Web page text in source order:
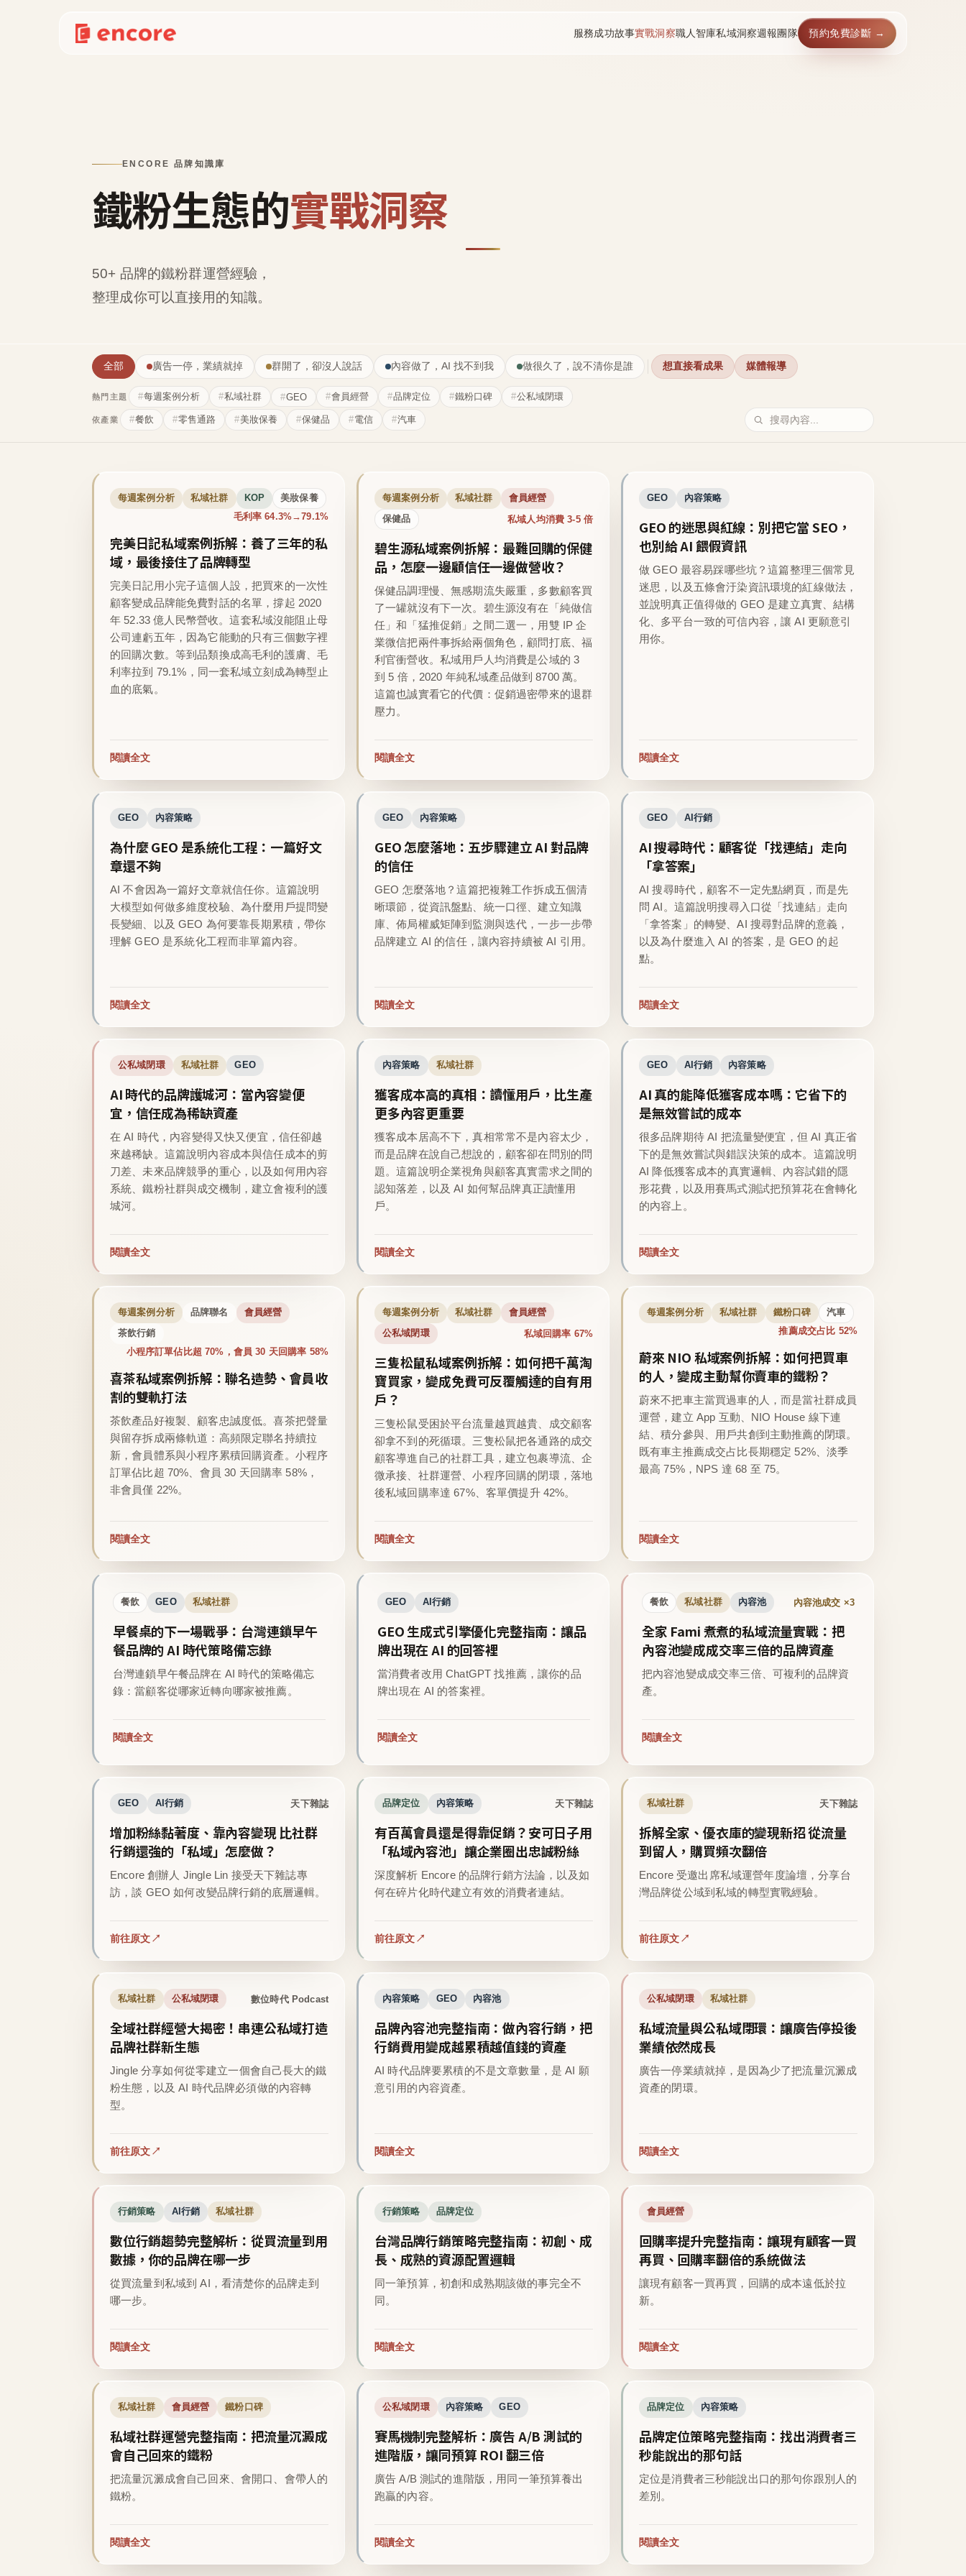
服務成功故事實戰洞察職人智庫私域洞察週報團隊 預約免費診斷 →
ENCORE 品牌知識庫
鐵粉生態的實戰洞察
50+ 品牌的鐵粉群運營經驗，
整理成你可以直接用的知識。
全部 廣告一停，業績就掉 群開了，卻沒人說話 內容做了，AI 找不到我 做很久了，說不清你是誰 想直接看成果 媒體報導
熱門主題 每週案例分析 私域社群 GEO 會員經營 品牌定位 鐵粉口碑 公私域閉環
依產業 餐飲 零售通路 美妝保養 保健品 電信 汽車
每週案例分析 私域社群 KOP 美妝保養
毛利率 64.3%→79.1%
完美日記私域案例拆解：養了三年的私
域，最後接住了品牌轉型
完美日記用小完子這個人設，把買來的一次性
顧客變成品牌能免費對話的名單，撐起 2020
年 52.33 億人民幣營收。這套私域沒能阻止母
公司連虧五年，因為它能動的只有三個數字裡
的回購次數。等到品類換成高毛利的護膚、毛
利率拉到 79.1%，同一套私域立刻成為轉型止
血的底氣。
閱讀全文
每週案例分析 私域社群 會員經營
保健品 私域人均消費 3-5 倍
碧生源私域案例拆解：最難回購的保健
品，怎麼一邊顧信任一邊做營收？
保健品調理慢、無感期流失嚴重，多數顧客買
了一罐就沒有下一次。碧生源沒有在「純做信
任」和「猛推促銷」之間二選一，用雙 IP 企
業微信把兩件事拆給兩個角色，顧問打底、福
利官衝營收。私域用戶人均消費是公域的 3
到 5 倍，2020 年純私域產品做到 8700 萬。
這篇也誠實看它的代價：促銷過密帶來的退群
壓力。
閱讀全文
GEO 內容策略
GEO 的迷思與紅線：別把它當 SEO，
也別給 AI 餵假資訊
做 GEO 最容易踩哪些坑？這篇整理三個常見
迷思，以及五條會汙染資訊環境的紅線做法，
並說明真正值得做的 GEO 是建立真實、結構
化、多平台一致的可信內容，讓 AI 更願意引
用你。
閱讀全文
GEO 內容策略
為什麼 GEO 是系統化工程：一篇好文
章還不夠
AI 不會因為一篇好文章就信任你。這篇說明
大模型如何做多維度校驗、為什麼用戶提問變
長變細、以及 GEO 為何要靠長期累積，帶你
理解 GEO 是系統化工程而非單篇內容。
閱讀全文
GEO 內容策略
GEO 怎麼落地：五步驟建立 AI 對品牌
的信任
GEO 怎麼落地？這篇把複雜工作拆成五個清
晰環節，從資訊盤點、統一口徑、建立知識
庫、佈局權威矩陣到監測與迭代，一步一步帶
品牌建立 AI 的信任，讓內容持續被 AI 引用。
閱讀全文
GEO AI行銷
AI 搜尋時代：顧客從「找連結」走向
「拿答案」
AI 搜尋時代，顧客不一定先點網頁，而是先
問 AI。這篇說明搜尋入口從「找連結」走向
「拿答案」的轉變、AI 搜尋對品牌的意義，
以及為什麼進入 AI 的答案，是 GEO 的起
點。
閱讀全文
公私域閉環 私域社群 GEO
AI 時代的品牌護城河：當內容變便
宜，信任成為稀缺資產
在 AI 時代，內容變得又快又便宜，信任卻越
來越稀缺。這篇說明內容成本與信任成本的剪
刀差、未來品牌競爭的重心，以及如何用內容
系統、鐵粉社群與成交機制，建立會複利的護
城河。
閱讀全文
內容策略 私域社群
獲客成本高的真相：讀懂用戶，比生產
更多內容更重要
獲客成本居高不下，真相常常不是內容太少，
而是品牌在說自己想說的，顧客卻在問別的問
題。這篇說明企業視角與顧客真實需求之間的
認知落差，以及 AI 如何幫品牌真正讀懂用
戶。
閱讀全文
GEO AI行銷 內容策略
AI 真的能降低獲客成本嗎：它省下的
是無效嘗試的成本
很多品牌期待 AI 把流量變便宜，但 AI 真正省
下的是無效嘗試與錯誤決策的成本。這篇說明
AI 降低獲客成本的真實邏輯、內容試錯的隱
形花費，以及用賽馬式測試把預算花在會轉化
的內容上。
閱讀全文
每週案例分析 品牌聯名 會員經營
茶飲行銷
小程序訂單佔比超 70%，會員 30 天回購率 58%
喜茶私域案例拆解：聯名造勢、會員收
割的雙軌打法
茶飲產品好複製、顧客忠誠度低。喜茶把聲量
與留存拆成兩條軌道：高頻限定聯名持續拉
新，會員體系與小程序累積回購資產。小程序
訂單佔比超 70%、會員 30 天回購率 58%，
非會員僅 22%。
閱讀全文
每週案例分析 私域社群 會員經營
公私域閉環 私域回購率 67%
三隻松鼠私域案例拆解：如何把千萬淘
寶買家，變成免費可反覆觸達的自有用
戶？
三隻松鼠受困於平台流量越買越貴、成交顧客
卻拿不到的死循環。三隻松鼠把各通路的成交
顧客導進自己的社群工具，建立包裹導流、企
微承接、社群運營、小程序回購的閉環，落地
後私域回購率達 67%、客單價提升 42%。
閱讀全文
每週案例分析 私域社群 鐵粉口碑 汽車
推薦成交占比 52%
蔚來 NIO 私域案例拆解：如何把買車
的人，變成主動幫你賣車的鐵粉？
蔚來不把車主當買過車的人，而是當社群成員
運營，建立 App 互動、NIO House 線下連
結、積分參與、用戶共創到主動推薦的閉環。
既有車主推薦成交占比長期穩定 52%、淡季
最高 75%，NPS 達 68 至 75。
閱讀全文
餐飲 GEO 私域社群
早餐桌的下一場戰爭：台灣連鎖早午
餐品牌的 AI 時代策略備忘錄
台灣連鎖早午餐品牌在 AI 時代的策略備忘
錄：當顧客從哪家近轉向哪家被推薦。
閱讀全文
GEO AI行銷
GEO 生成式引擎優化完整指南：讓品
牌出現在 AI 的回答裡
當消費者改用 ChatGPT 找推薦，讓你的品
牌出現在 AI 的答案裡。
閱讀全文
餐飲 私域社群 內容池 內容池成交 ×3
全家 Fami 煮煮的私域流量實戰：把
內容池變成成交率三倍的品牌資產
把內容池變成成交率三倍、可複利的品牌資
產。
閱讀全文
GEO AI行銷 天下雜誌
增加粉絲黏著度、靠內容變現 比社群
行銷還強的「私域」怎麼做？
Encore 創辦人 Jingle Lin 接受天下雜誌專
訪，談 GEO 如何改變品牌行銷的底層邏輯。
前往原文
品牌定位 內容策略 天下雜誌
有百萬會員還是得靠促銷？安可日子用
「私域內容池」讓企業圈出忠誠粉絲
深度解析 Encore 的品牌行銷方法論，以及如
何在碎片化時代建立有效的消費者連結。
前往原文
私域社群 天下雜誌
拆解全家、優衣庫的變現新招 從流量
到留人，購買頻次翻倍
Encore 受邀出席私域運營年度論壇，分享台
灣品牌從公域到私域的轉型實戰經驗。
前往原文
私域社群 公私域閉環 數位時代 Podcast
全域社群經營大揭密！串連公私域打造
品牌社群新生態
Jingle 分享如何從零建立一個會自己長大的鐵
粉生態，以及 AI 時代品牌必須做的內容轉
型。
前往原文
內容策略 GEO 內容池
品牌內容池完整指南：做內容行銷，把
行銷費用變成越累積越值錢的資產
AI 時代品牌要累積的不是文章數量，是 AI 願
意引用的內容資產。
閱讀全文
公私域閉環 私域社群
私域流量與公私域閉環：讓廣告停投後
業績依然成長
廣告一停業績就掉，是因為少了把流量沉澱成
資產的閉環。
閱讀全文
行銷策略 AI行銷 私域社群
數位行銷趨勢完整解析：從買流量到用
數據，你的品牌在哪一步
從買流量到私域到 AI，看清楚你的品牌走到
哪一步。
閱讀全文
行銷策略 品牌定位
台灣品牌行銷策略完整指南：初創、成
長、成熟的資源配置邏輯
同一筆預算，初創和成熟期該做的事完全不
同。
閱讀全文
會員經營
回購率提升完整指南：讓現有顧客一買
再買、回購率翻倍的系統做法
讓現有顧客一買再買，回購的成本遠低於拉
新。
閱讀全文
私域社群 會員經營 鐵粉口碑
私域社群運營完整指南：把流量沉澱成
會自己回來的鐵粉
把流量沉澱成會自己回來、會開口、會帶人的
鐵粉。
閱讀全文
公私域閉環 內容策略 GEO
賽馬機制完整解析：廣告 A/B 測試的
進階版，讓同預算 ROI 翻三倍
廣告 A/B 測試的進階版，用同一筆預算養出
跑贏的內容。
閱讀全文
品牌定位 內容策略
品牌定位策略完整指南：找出消費者三
秒能說出的那句話
定位是消費者三秒能說出口的那句你跟別人的
差別。
閱讀全文